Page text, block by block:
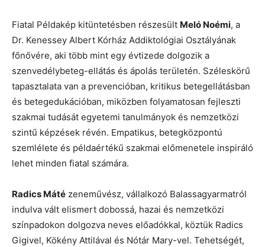
Fiatal Példakép kitüntetésben részesült Meló Noémi, a
Dr. Kenessey Albert Kórház Addiktológiai Osztályának
főnővére, aki több mint egy évtizede dolgozik a
szenvedélybeteg-ellátás és ápolás területén. Széleskörű
tapasztalata van a prevencióban, kritikus betegellátásban
és betegedukációban, miközben folyamatosan fejleszti
szakmai tudását egyetemi tanulmányok és nemzetközi
szintű képzések révén. Empatikus, betegközpontú
szemlélete és példaértékű szakmai előmenetele inspiráló
lehet minden fiatal számára.
Radics Máté zeneművész, vállalkozó Balassagyarmatról
indulva vált elismert dobossá, hazai és nemzetközi
színpadokon dolgozva neves előadókkal, köztük Radics
Gigivel, Kökény Attilával és Nótár Mary-vel. Tehetségét,